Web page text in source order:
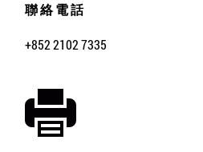
聯 絡 電 話
+852 2102 7335